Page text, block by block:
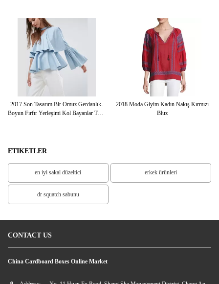
2017 Son Tasarım Bir Omuz Gerdanlık-
Boyun Fırfır Yerleşimi Kol Bayanlar Tops
2018 Moda Giyim Kadın Nakış Kırmızı
Bluz
ETIKETLER
en iyi sakal düzeltici erkek ürünleri
dr squatch sabunu
CONTACT US
China Cardboard Boxes Online Market